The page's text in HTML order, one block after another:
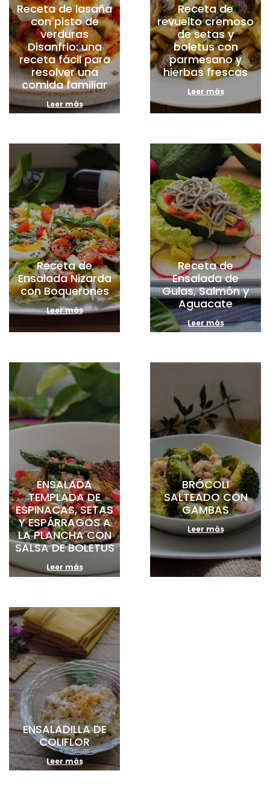
Receta de lasaña
con pisto de
verduras
Disanfrio: una
receta fácil para
resolver una
comida familiar
Leer más
Receta de
revuelto cremoso
de setas y
boletus con
parmesano y
hierbas frescas
Leer más
Receta de
Ensalada Nizarda
con Boquerones
Leer más
Receta de
Ensalada de
Gulas, Salmón y
Aguacate
Leer más
ENSALADA
TEMPLADA DE
ESPINACAS, SETAS
Y ESPÁRRAGOS A
LA PLANCHA CON
SALSA DE BOLETUS
Leer más
BRÓCOLI
SALTEADO CON
GAMBAS
Leer más
ENSALADILLA DE
COLIFLOR
Leer más